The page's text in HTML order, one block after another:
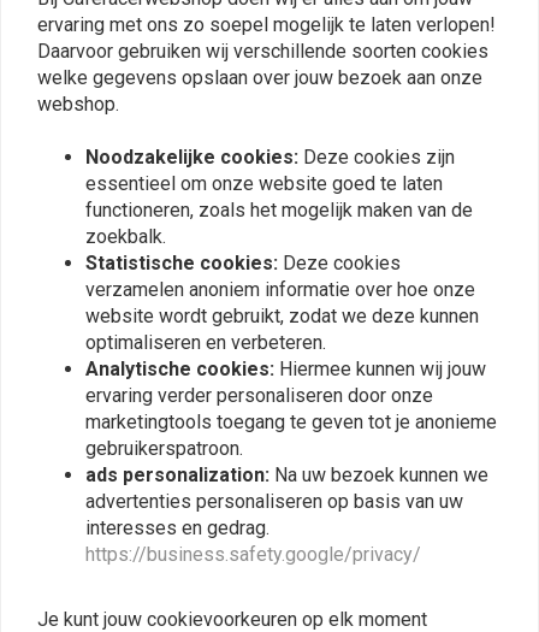
Vergelijkbare producten
Luchtfilter HFA3105
Yamaha Mt-09 Serie
€379,94
ervaring met ons zo soepel mogelijk te laten verlopen!
Daarvoor gebruiken wij verschillende soorten cookies
welke gegevens opslaan over jouw bezoek aan onze
webshop.
Noodzakelijke cookies: Deze cookies zijn
essentieel om onze website goed te laten
functioneren, zoals het mogelijk maken van de
zoekbalk.
Statistische cookies: Deze cookies
verzamelen anoniem informatie over hoe onze
website wordt gebruikt, zodat we deze kunnen
optimaliseren en verbeteren.
Analytische cookies: Hiermee kunnen wij jouw
ervaring verder personaliseren door onze
marketingtools toegang te geven tot je anonieme
gebruikerspatroon.
ads personalization: Na uw bezoek kunnen we
advertenties personaliseren op basis van uw
interesses en gedrag.
https://business.safety.google/privacy/
Je kunt jouw cookievoorkeuren op elk moment